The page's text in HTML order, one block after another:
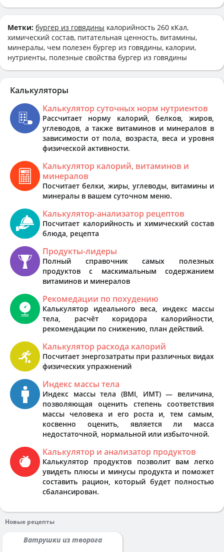
Метки: бургер из говядины калорийность 260 кКал,
химический состав, питательная ценность, витамины,
минералы, чем полезен бургер из говядины, калории,
нутриенты, полезные свойства бургер из говядины
Калькуляторы
Калькулятор суточных норм нутриентов
Рассчитает норму калорий, белков, жиров,
углеводов, а также витаминов и минералов в
зависимости от пола, возраста, веса и уровня
физической активности.
Калькулятор калорий, витаминов и
минералов
Посчитает белки, жиры, углеводы, витамины и
минералы в вашем суточном меню.
Калькулятор-анализатор рецептов
Посчитает калорийность и химический состав
блюда, рецепта
Продукты-лидеры
Полный справочник самых полезных
продуктов с маскимальным содержанием
витаминов и минералов
Рекомедации по похудению
Калькулятор идеального веса, индекс массы
тела, расчёт коридора калорийности,
рекомендации по снижению, план действий.
Калькулятор расхода калорий
Посчитает энергозатраты при различных видах
физических упражнений
Индекс массы тела
Индекс массы тела (BMI, ИМТ) — величина,
позволяющая оценить степень соответствия
массы человека и его роста и, тем самым,
косвенно оценить, является ли масса
недостаточной, нормальной или избыточной.
Калькулятор и анализатор продуктов
Калькулятор продуктов позволит вам легко
увидеть плюсы и минусы продукта и поможет
составить рацион, который будет полностью
сбалансирован.
Новые рецепты
Ватрушки из творога